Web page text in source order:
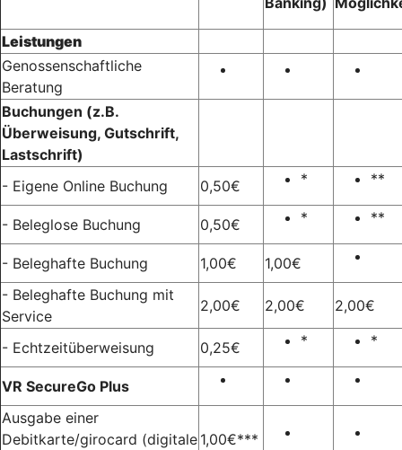
Leistungen
Genossenschaftliche
Beratung
Buchungen (z.B.
Überweisung, Gutschrift,
Lastschrift)
- Eigene Online Buchung
0,50€ * **
- Beleglose Buchung 0,50€ * **
- Beleghafte Buchung 1,00€
1,00€
- Beleghafte Buchung mit
Service
2,00€ 2,00€ 2,00€
- Echtzeitüberweisung 0,25€ * *
VR SecureGo Plus
Ausgabe einer
Debitkarte/girocard (digitale 1,00€***